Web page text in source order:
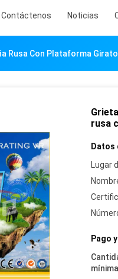
Contáctenos Noticias
Rusa Con Plataforma
rusa
Datos
Lugar
Pago